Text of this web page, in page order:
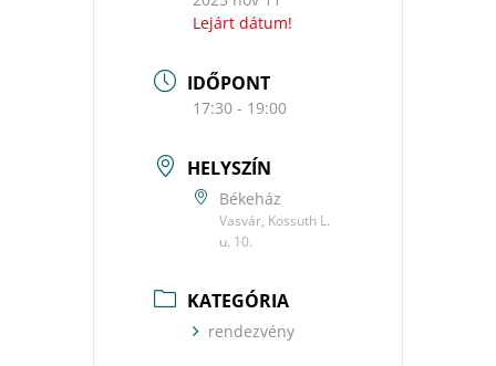
Lejárt dátum!
IDŐPONT
17:30 - 19:00
HELYSZÍN
Békeház
Vasvár, Kossuth L.
u. 10.
KATEGÓRIA
rendezvény